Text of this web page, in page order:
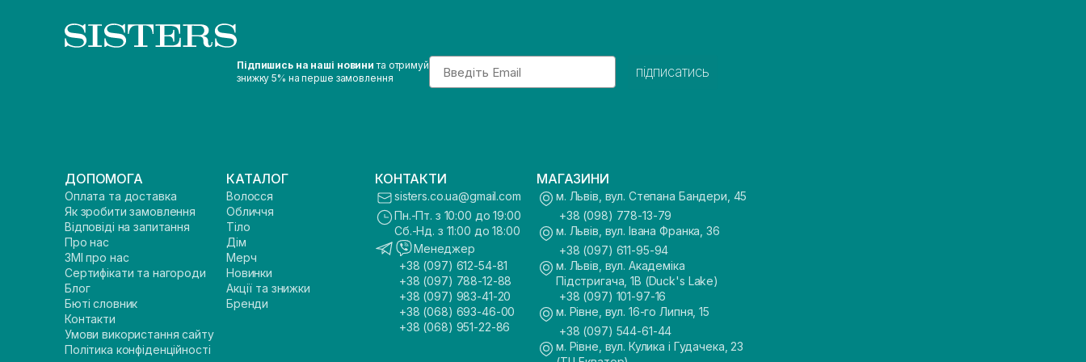
Підпишись на наші новини та отримуй
знижку 5% на перше замовлення
Email
підписатись
ДОПОМОГА
Оплата та доставка
Як зробити замовлення
Відповіді на запитання
Про нас
ЗМІ про нас
Сертифікати та нагороди
Блог
Бюті словник
Контакти
Умови використання сайту
Політика конфіденційності
КАТАЛОГ
Волосся
Обличчя
Тіло
Дім
Мерч
Новинки
Акції та знижки
Бренди
КОНТАКТИ
sisters.co.ua@gmail.com
Пн.-Пт. з 10:00 до 19:00
Сб.-Нд. з 11:00 до 18:00
Менеджер
+38 (097) 612-54-81
+38 (097) 788-12-88
+38 (097) 983-41-20
+38 (068) 693-46-00
+38 (068) 951-22-86
МАГАЗИНИ
м. Львів, вул. Степана Бандери, 45
+38 (098) 778-13-79
м. Львів, вул. Івана Франка, 36
+38 (097) 611-95-94
м. Львів, вул. Академіка
Підстригача, 1В (Duck's Lake)
+38 (097) 101-97-16
м. Рівне, вул. 16-го Липня, 15
+38 (097) 544-61-44
м. Рівне, вул. Кулика і Гудачека, 23